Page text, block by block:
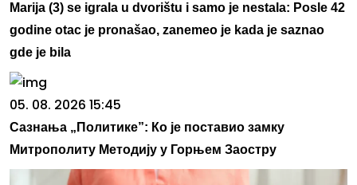
Marija (3) se igrala u dvorištu i samo je nestala: Posle 42
godine otac je pronašao, zanemeo je kada je saznao
gde je bila
05. 08. 2026 15:45
Сазнања „Политике”: Ко је поставио замку
Митрополиту Методију у Горњем Заостру